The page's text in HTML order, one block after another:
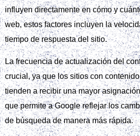
influyen directamente en cómo y
web, estos factores incluyen la
tiempo de respuesta del sitio.
La frecuencia de actualización del
crucial, ya que los sitios con
tienden a recibir una mayor
que permite a Google reflejar los
de búsqueda de manera más rápida.